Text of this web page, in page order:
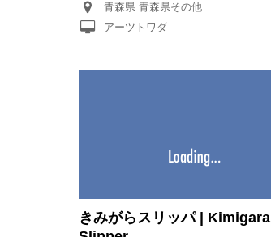
青森県 青森県その他
アーツトワダ
きみがらスリッパ | Kimigara